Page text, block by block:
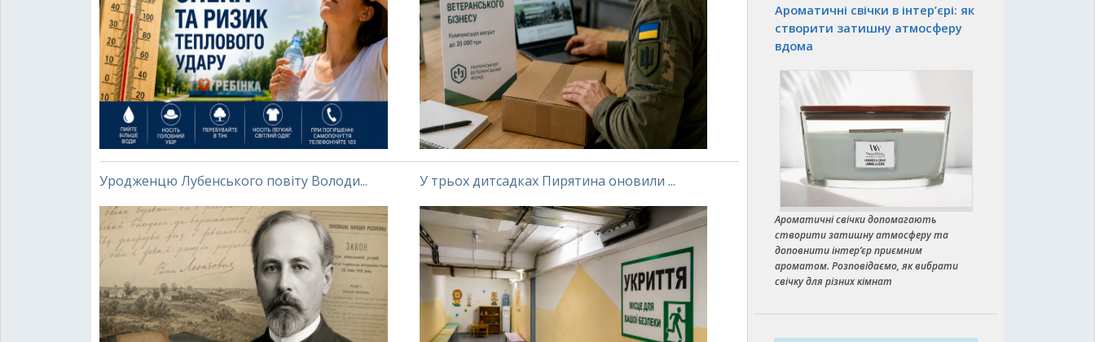
Уродженцю Лубенського повіту Володи... У трьох дитсадках Пирятина оновили ...
Ароматичні свічки в інтер’єрі: як
створити затишну атмосферу
вдома
Ароматичні свічки допомагають
створити затишну атмосферу та
доповнити інтер’єр приємним
ароматом. Розповідаємо, як вибрати
свічку для різних кімнат